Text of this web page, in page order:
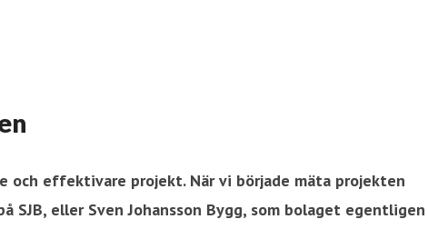
effektivare projekt. När vi började mäta projekten
eller Sven Johansson Bygg, som bolaget egentligen